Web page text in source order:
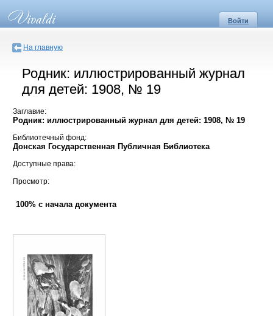
Войти
На главную
Родник: иллюстрированный журнал
для детей: 1908, № 19
Заглавие:
Родник: иллюстрированный журнал для детей: 1908, № 19
Библиотечный фонд:
Донская Государственная Публичная Библиотека
Доступные права:
Просмотр:
100% с начала документа